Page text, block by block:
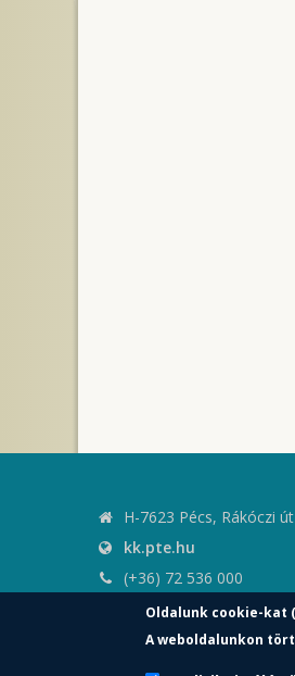
H-7623 Pécs, Rákóczi
kk.pte.hu
(+36) 72 536 000
pte.hu
Oldalunk cookie-kat
A weboldalunkon